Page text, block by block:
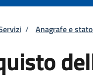
di
/ Anagrafe e